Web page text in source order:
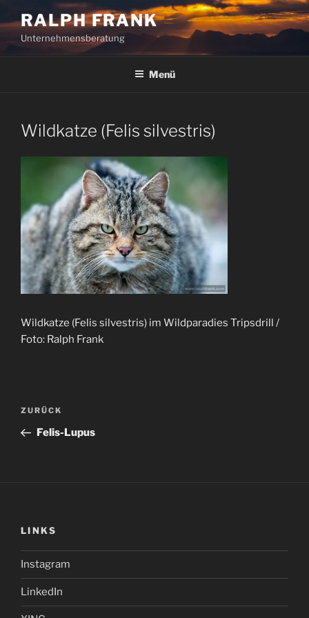
Inhalt
springen
RALPH FRANK
Unternehmensberatung
Menü
Wildkatze (Felis silvestris)
Wildkatze (Felis silvestris) im Wildparadies Tripsdrill /
Foto: Ralph Frank
Beitragsnavigation
Vorheriger
Beitrag
ZURÜCK
Felis-Lupus
LINKS
Instagram
LinkedIn